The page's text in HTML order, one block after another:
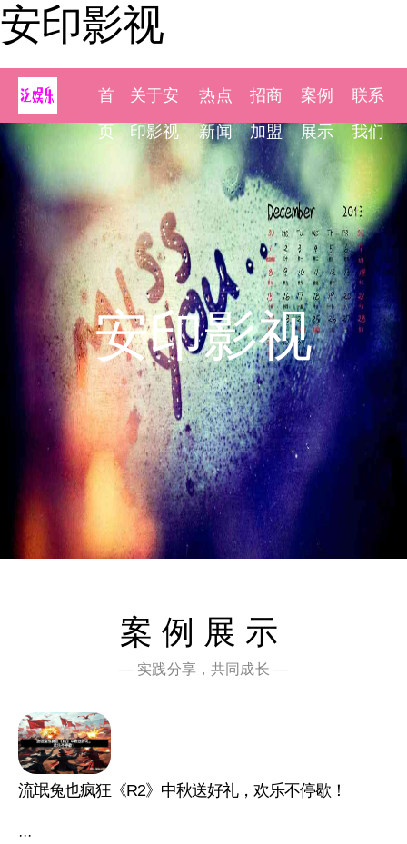
安印影视
首
页
关于安
印影视
热点
新闻
招商
加盟
案例
展示
联系
我们
安印影视
案例展示
— 实践分享，共同成长 —
流氓兔也疯狂《R2》中秋送好礼，欢乐不停歇！
···